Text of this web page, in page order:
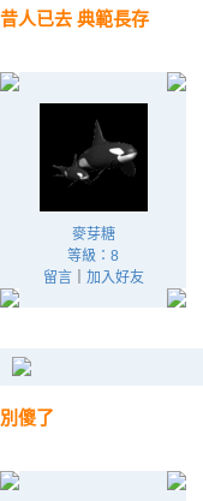
昔人已去 典範長存
麥芽糖
等級：8
留言｜ 加入好友
別傻了